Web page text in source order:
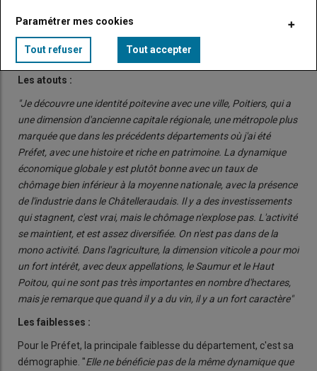
mais aussi chambres consulaires de la Vienne, lors de visites
de terrain. De quoi lui permettre d'identifier les atouts et
faiblesse de la Vienne.
Les atouts :
"Je découvre une identité poitevine avec une ville, Poitiers, qui a
une dimension d'ancienne capitale régionale, une métropole plus
marquée que dans les précédents départements où j'ai été
Préfet, avec une histoire et riche en patrimoine. La dynamique
économique globale y est plutôt bonne avec un taux de
chômage bien inférieur à la moyenne nationale, avec la présence
de l'industrie dans le Châtelleraudais. Il y a des investissements
qui stagnent, c'est vrai, mais le chômage n'explose pas. L'activité
se maintient, et est assez diversifiée. On n'est pas dans de la
mono activité. Dans l'agriculture, la dimension viticole a pour moi
un fort intérêt, avec deux appellations, le Saumur et le Haut
Poitou, qui ne sont pas très importantes en nombre d'hectares,
mais je remarque que quand il y a du vin, il y a un fort caractère"
Les faiblesses :
Pour le Préfet, la principale faiblesse du département, c'est sa
démographie. "Elle ne bénéficie pas de la même dynamique que
Paramétrer mes cookies
Tout refuser Tout accepter